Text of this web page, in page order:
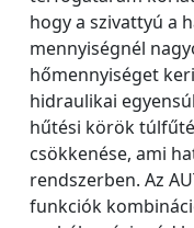
hogy a szivattyú a
mennyiségnél
hőmennyiséget
hidraulikai
hűtési körök
csökkenése, ami
rendszerben. Az
funkciók